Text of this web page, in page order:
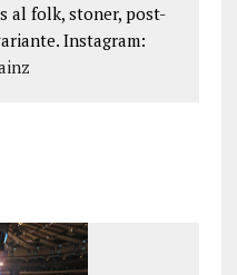
al folk, stoner, post-
Instagram: